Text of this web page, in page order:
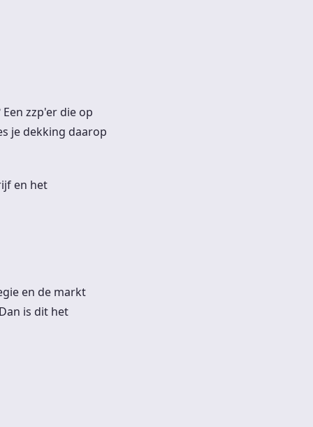
zzp'er die op
je dekking daarop
en het
en de markt
is dit het